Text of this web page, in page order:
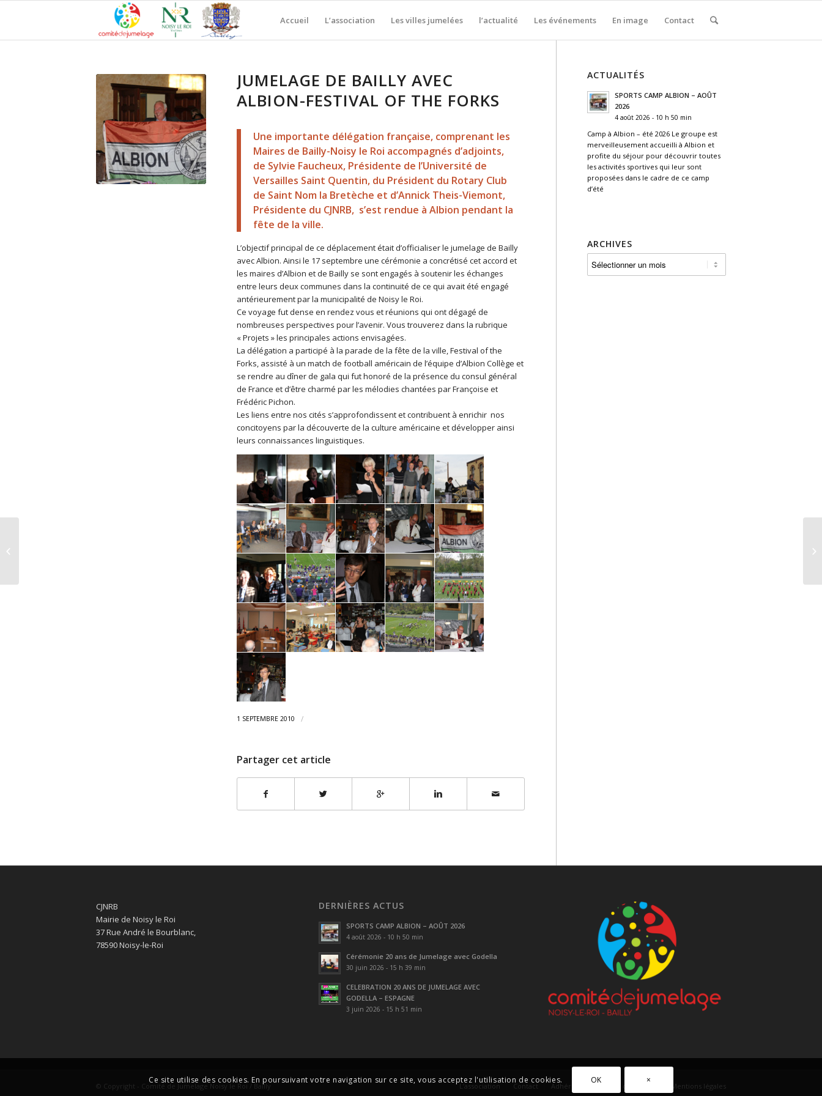
Accueil L’association Les villes jumelées l’actualité Les événements En image Contact
JUMELAGE DE BAILLY AVEC
ALBION-FESTIVAL OF THE FORKS
Une importante délégation française, comprenant les
Maires de Bailly-Noisy le Roi accompagnés d’adjoints,
de Sylvie Faucheux, Présidente de l’Université de
Versailles Saint Quentin, du Président du Rotary Club
de Saint Nom la Bretèche et d’Annick Theis-Viemont,
Présidente du CJNRB, s’est rendue à Albion pendant la
fête de la ville.
L’objectif principal de ce déplacement était d’officialiser le jumelage de Bailly
avec Albion. Ainsi le 17 septembre une cérémonie a concrétisé cet accord et
les maires d’Albion et de Bailly se sont engagés à soutenir les échanges
entre leurs deux communes dans la continuité de ce qui avait été engagé
antérieurement par la municipalité de Noisy le Roi.
Ce voyage fut dense en rendez vous et réunions qui ont dégagé de
nombreuses perspectives pour l’avenir. Vous trouverez dans la rubrique
« Projets » les principales actions envisagées.
La délégation a participé à la parade de la fête de la ville, Festival of the
Forks, assisté à un match de football américain de l’équipe d’Albion Collège et
se rendre au dîner de gala qui fut honoré de la présence du consul général
de France et d’être charmé par les mélodies chantées par Françoise et
Frédéric Pichon.
Les liens entre nos cités s’approfondissent et contribuent à enrichir nos
concitoyens par la découverte de la culture américaine et développer ainsi
leurs connaissances linguistiques.
1 SEPTEMBRE 2010 /
Partager cet article
ACTUALITÉS
SPORTS CAMP ALBION – AOÛT
2026
4 août 2026 - 10 h 50 min
Camp à Albion – été 2026 Le groupe est
merveilleusement accueilli à Albion et
profite du séjour pour découvrir toutes
les activités sportives qui leur sont
proposées dans le cadre de ce camp
d’été
ARCHIVES
CJNRB
Mairie de Noisy le Roi
37 Rue André le Bourblanc,
78590 Noisy-le-Roi
DERNIÈRES ACTUS
SPORTS CAMP ALBION – AOÛT 2026
4 août 2026 - 10 h 50 min
Cérémonie 20 ans de Jumelage avec Godella
30 juin 2026 - 15 h 39 min
CELEBRATION 20 ANS DE JUMELAGE AVEC
GODELLA – ESPAGNE
3 juin 2026 - 15 h 51 min
© Copyright - Comité de Jumelage Noisy le Roi / Bailly L’association Contact Adhérez ! Bulletin d’adhésion Mentions légales
Ce site utilise des cookies. En poursuivant votre navigation sur ce site, vous acceptez l'utilisation de cookies. OK ×